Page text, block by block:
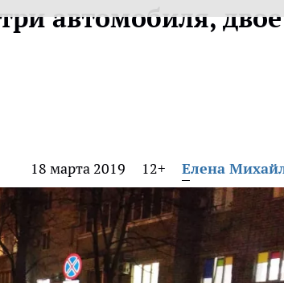
автомобиля, двое
18 марта 2019 12+ Елена